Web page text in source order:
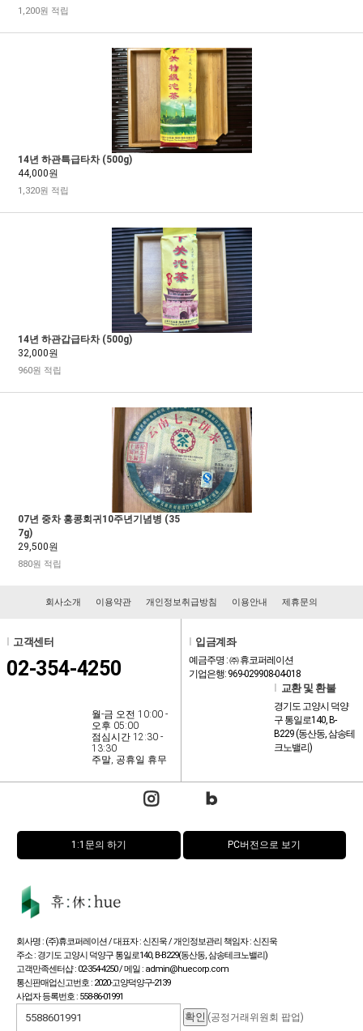
1,200원 적립
14년 하관특급타차 (500g)
44,000원
1,320원 적립
14년 하관갑급타차 (500g)
32,000원
960원 적립
07년 중차 홍콩회귀10주년기념병 (35
7g)
29,500원
880원 적립
회사소개 이용약관 개인정보취급방침 이용안내 제휴문의
고객센터
02-354-4250
월-금 오전 10:00 -
오후 05:00
점심시간 12:30 -
13:30
주말, 공휴일 휴무
입금계좌
예금주명 : ㈜ 휴코퍼레이션
기업은행: 969-029908-04-018
교환 및 환불
경기도 고양시 덕양
구 통일로140, B-
B229 (동산동, 삼송테
크노밸리)
1:1문의 하기 PC버전으로 보기
회사명 : (주)휴코퍼레이션 / 대표자 : 신진욱 / 개인정보관리 책임자 : 신진욱
주소 : 경기도 고양시 덕양구 통일로140, B-B229(동산동, 삼송테크노밸리)
고객만족센터샵 : 02-354-4250 / 메일 : admin@huecorp.com
통신판매업신고번호 : 2020-고양덕양구-2139
사업자 등록번호 : 558-86-01991
(공정거래위원회 팝업)